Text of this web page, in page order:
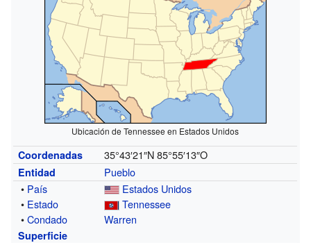
Ubicación de Tennessee en Estados Unidos
Coordenadas 35°43′21″N 85°55′13″O
Entidad
Pueblo
• País
Estados Unidos
• Estado
Tennessee
•Condado Warren
Superficie